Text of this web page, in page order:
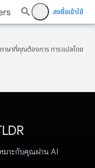
ลงชื่อเข้าใช้
าษาที่คุณต้องการ การแปลโดย
มาะกับคุณผ่าน AI